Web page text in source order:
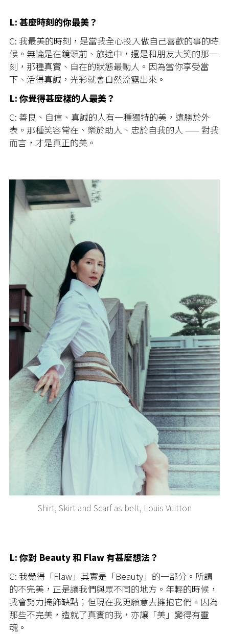
L: 甚麼時刻的你最美？
C: 我最美的時刻，是當我全心投入做自己喜歡的事的時
候。無論是在鏡頭前、旅途中，還是和朋友大笑的那一
刻，那種真實、自在的狀態最動人。因為當你享受當
下、活得真誠，光彩就會自然流露出來。
L: 你覺得甚麼樣的人最美？
C: 善良、自信、真誠的人有一種獨特的美，遠勝於外
表。那種笑容常在、樂於助人、忠於自我的人 —— 對我
而言，才是真正的美。
Shirt, Skirt and Scarf as belt, Louis Vuitton
L: 你對 Beauty 和 Flaw 有甚麼想法？
C: 我覺得「Flaw」其實是「Beauty」的一部分。所謂
的不完美，正是讓我們與眾不同的地方。年輕的時候，
我會努力掩飾缺點；但現在我更願意去擁抱它們。因為
那些不完美，造就了真實的我，亦讓「美」變得有靈
魂。